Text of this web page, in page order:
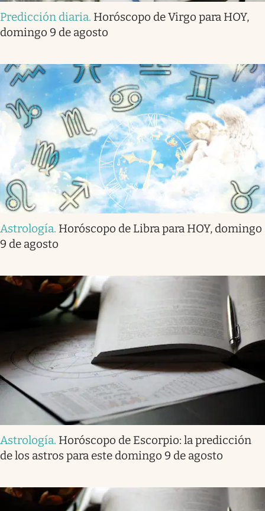
Predicción diaria. Horóscopo de Virgo para HOY,
domingo 9 de agosto
Astrología. Horóscopo de Libra para HOY, domingo
9 de agosto
Astrología. Horóscopo de Escorpio: la predicción
de los astros para este domingo 9 de agosto